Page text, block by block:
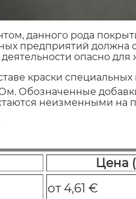
данного рода
предприятий должна
опасно
краски
Обозначенные
неизменными на
Цена
от 4,61 €